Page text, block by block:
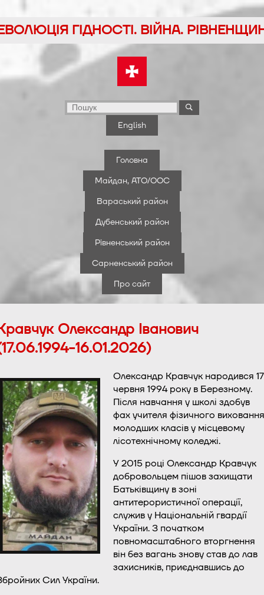
ГІДНОСТІ. ВІЙНА.
English
Головна
Майдан, АТО/ООС
Вараський район
Дубенський район
Рівненський район
Сарненський район
Про сайт
Олександр Іванович
16.01.2026)
Олександр Кравчук народився 17
червня 1994 року в Березному.
Після навчання у школі здобув
фах учителя фізичного виховання
молодших класів у місцевому
лісотехнічному коледжі.
У 2015 році Олександр Кравчук
добровольцем пішов захищати
Батьківщину в зоні
антитерористичної операції,
служив у Національній гвардії
України. З початком
повномасштабного вторгнення
він без вагань знову став до лав
захисників, приєднавшись до
Сил України.